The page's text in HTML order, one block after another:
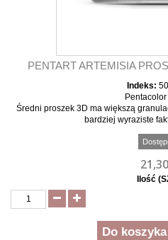
PENTART ARTEMISIA
Indeks:
Średni proszek 3D ma większą
bardziej wyraziste
Ilość
Do koszyka